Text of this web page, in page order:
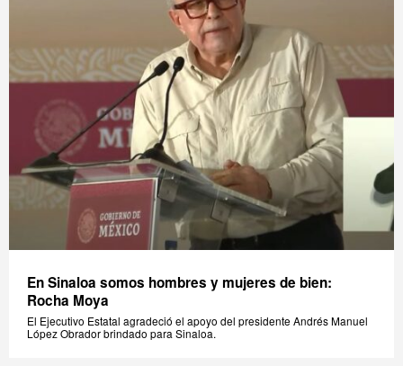
En Sinaloa somos hombres y mujeres de bien:
Rocha Moya
El Ejecutivo Estatal agradeció el apoyo del presidente Andrés Manuel
López Obrador brindado para Sinaloa.